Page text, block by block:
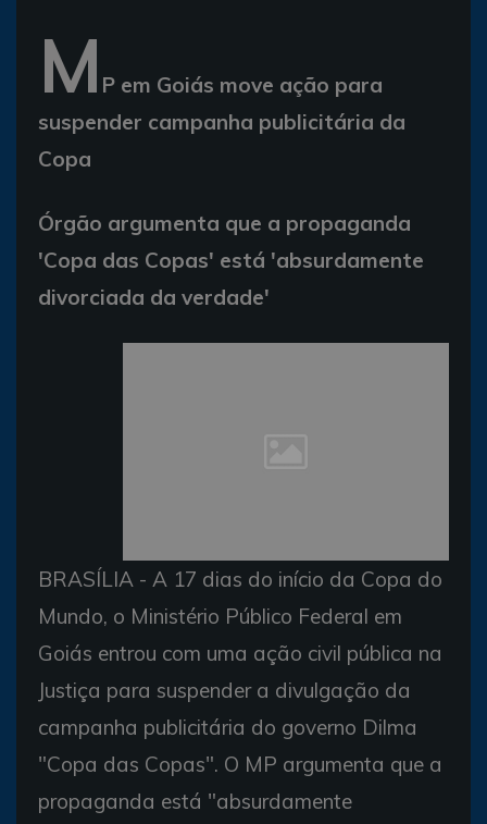
M P em Goiás move ação para
suspender campanha publicitária da
Copa
Órgão argumenta que a propaganda
'Copa das Copas' está 'absurdamente
divorciada da verdade'
BRASÍLIA - A 17 dias do início da Copa do
Mundo, o Ministério Público Federal em
Goiás entrou com uma ação civil pública na
Justiça para suspender a divulgação da
campanha publicitária do governo Dilma
"Copa das Copas". O MP argumenta que a
propaganda está "absurdamente